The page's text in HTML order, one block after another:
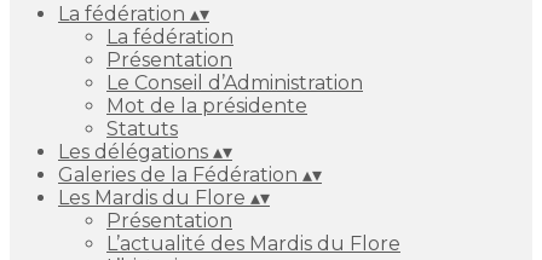
La fédération ▴▾
La fédération
Présentation
Le Conseil d’Administration
Mot de la présidente
Statuts
Les délégations ▴▾
Galeries de la Fédération ▴▾
Les Mardis du Flore ▴▾
Présentation
L’actualité des Mardis du Flore